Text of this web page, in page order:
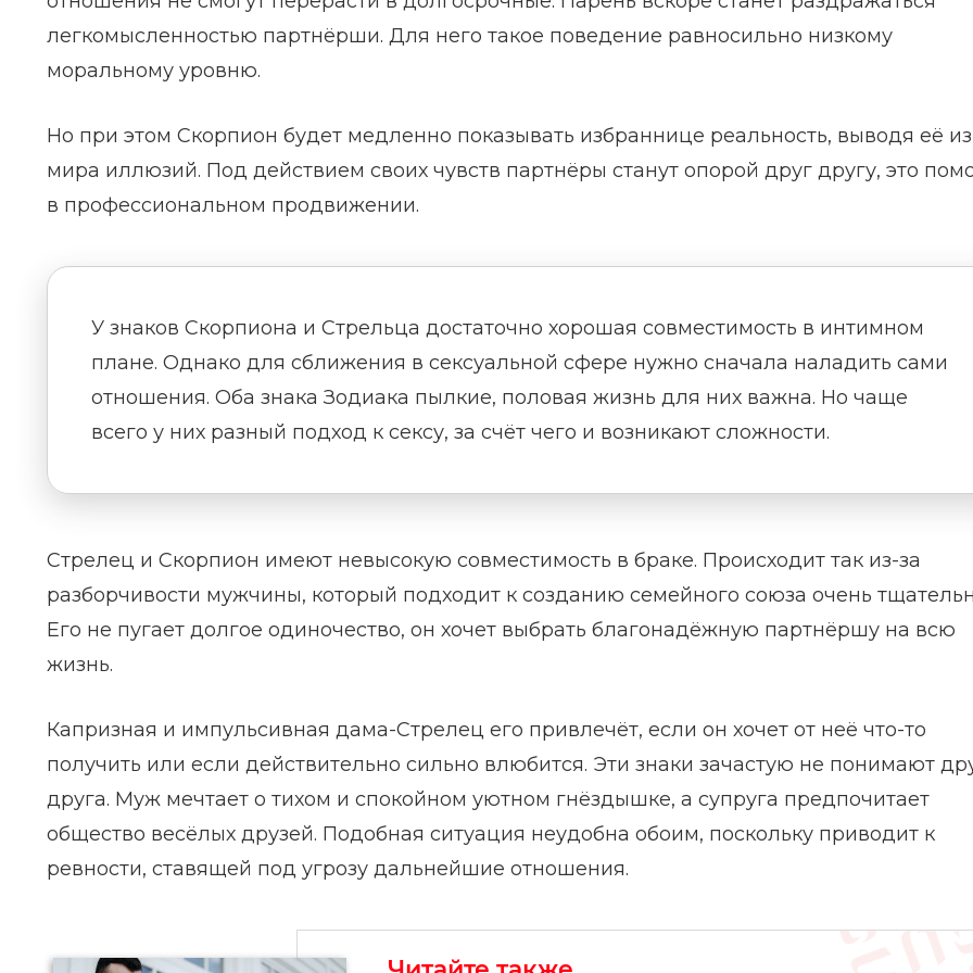
легкомысленностью партнёрши. Для него такое поведение равносильно низкому
моральному уровню.
Но при этом Скорпион будет медленно показывать избраннице реальность, выводя её из
мира иллюзий. Под действием своих чувств партнёры станут опорой друг другу, это
в профессиональном продвижении.
У знаков Скорпиона и Стрельца достаточно хорошая совместимость в интимном
плане. Однако для сближения в сексуальной сфере нужно сначала наладить сами
отношения. Оба знака Зодиака пылкие, половая жизнь для них важна. Но чаще
всего у них разный подход к сексу, за счёт чего и возникают сложности.
Стрелец и Скорпион имеют невысокую совместимость в браке. Происходит так из-за
разборчивости мужчины, который подходит к созданию семейного союза очень
Его не пугает долгое одиночество, он хочет выбрать благонадёжную партнёршу на всю
жизнь.
Капризная и импульсивная дама-Стрелец его привлечёт, если он хочет от неё что-то
получить или если действительно сильно влюбится. Эти знаки зачастую не понимают
друга. Муж мечтает о тихом и спокойном уютном гнёздышке, а супруга предпочитает
общество весёлых друзей. Подобная ситуация неудобна обоим, поскольку приводит к
ревности, ставящей под угрозу дальнейшие отношения.